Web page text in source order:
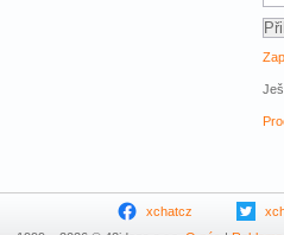
xchatcz